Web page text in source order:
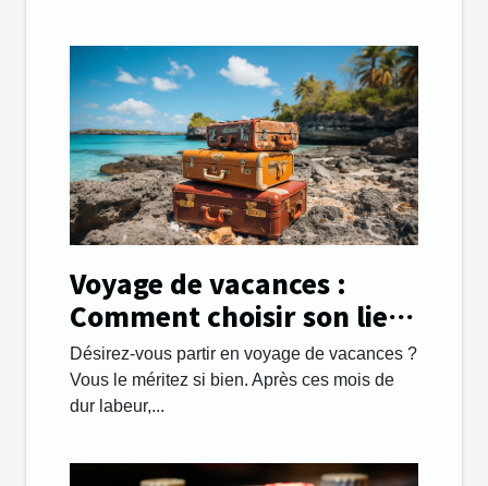
Voyage de vacances :
Comment choisir son lieu
de destination avec
succès ?
Désirez-vous partir en voyage de vacances ?
Vous le méritez si bien. Après ces mois de
dur labeur,...